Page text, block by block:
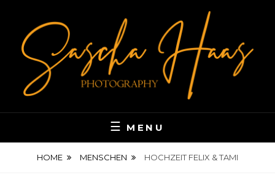
content
SASCHAHAAS-
PHOTOGRAPHY
MENU
HOME MENSCHEN HOCHZEIT FELIX & TAMI